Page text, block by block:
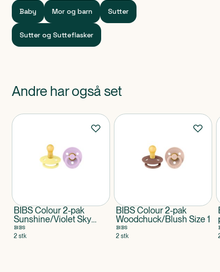
Baby Mor og barn Sutter
Sutter og Sutteflasker
Andre har også set
Produkter
BIBS Colour 2-pak
Sunshine/Violet Sky
Size 2
BIBS
2 stk
BIBS Colour 2-pak
Woodchuck/Blush Size 1
BIBS
2 stk